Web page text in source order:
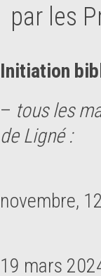
par les
Initiation
– tous les
de Ligné :
17
novembre,
16
19 mars